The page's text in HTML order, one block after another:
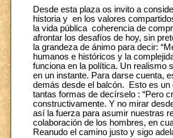
Desde esta plaza os invito a
historia y en los valores
la vida pública coherencia de
afrontar los desafíos de hoy, sin
la grandeza de ánimo para decir:
humanos e históricos y la
funciona en la política. Un realismo
en un instante. Para darse cuenta,
demás desde el balcón. Esto es
tantas formas de decírselo : “Pero
constructivamente. Y no mirar
así la fuerza para asumir nuestras
colaboración de los hombres, en
Reanudo el camino justo y sigo